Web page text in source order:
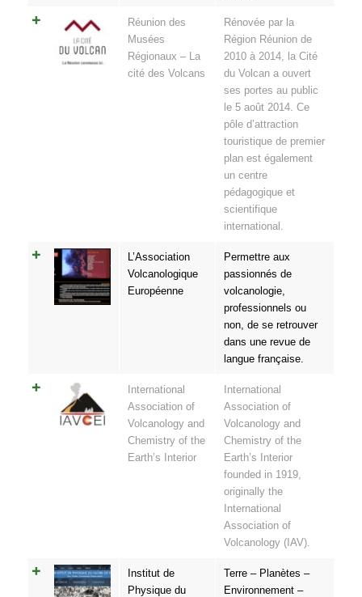
Réunion des
Musées
Régionaux – La
cité des Volcans
Rénovée par la
Région Réunion de
2010 à 2014, la Cité
du Volcan a ouvert
ses portes au public
le 5 août 2014. Ce
pôle d’attraction
touristique de premier
plan est également
un centre
pédagogique et
scientifique
international.
L’Association
Volcanologique
Européenne
Permettre aux
passionnés de
volcanologie,
professionnels ou
non, de se retrouver
dans une revue de
langue française.
International
Association of
Volcanology and
Chemistry of the
Earth’s Interior
International
Association of
Volcanology and
Chemistry of the
Earth’s Interior
founded in 1919,
originally the
International
Association of
Volcanology (IAV).
Institut de
Physique du
Terre – Planètes –
Environnement –